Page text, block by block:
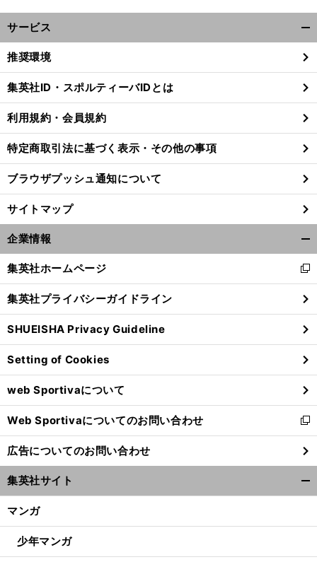
サービス
閉
る
推奨環境
集英社ID・スポルティーバIDとは
利用規約・会員規約
特定商取引法に基づく表示・その他の事項
ブラウザプッシュ通知について
サイトマップ
企業情報
閉
る
集英社ホームページ
新
し
い
ウ
ィ
ン
ド
ウ
で
開
く
集英社プライバシーガイドライン
SHUEISHA Privacy Guideline
Setting of Cookies
web Sportivaについて
Web Sportivaについてのお問い合わせ
新
し
い
ウ
ィ
ン
ウ
開
広告についてのお問い合わせ
集英社サイト
マンガ
少年マンガ